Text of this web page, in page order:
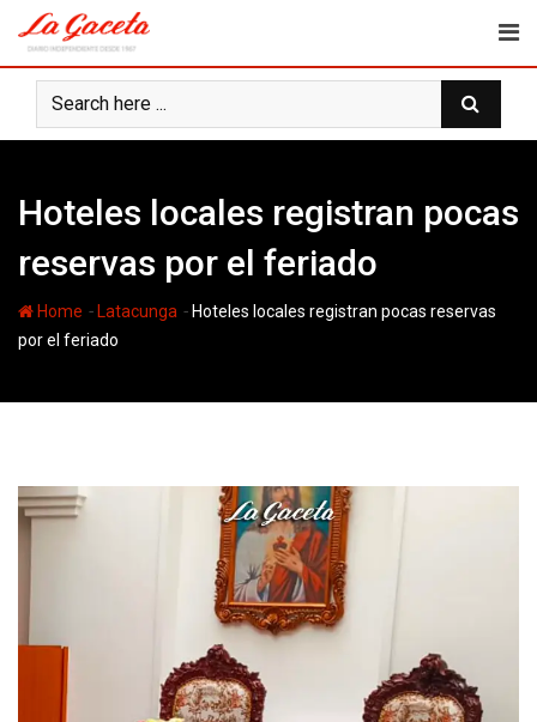
content
Hoteles locales registran pocas
reservas por el feriado
Home - Latacunga - Hoteles locales registran pocas reservas
por el feriado